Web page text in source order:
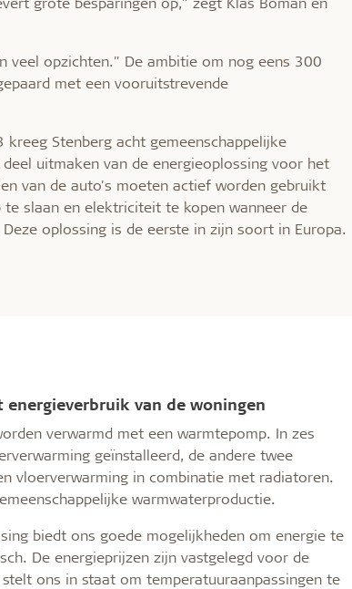
veel opzichten." De ambitie om nog eens 300
met een vooruitstrevende
kreeg Stenberg acht gemeenschappelijke
uitmaken van de energieoplossing voor het
van de auto's moeten actief worden gebruikt
slaan en elektriciteit te kopen wanneer de
oplossing is de eerste in zijn soort in Europa.
van de woningen
verwarmd met een warmtepomp. In zes
geïnstalleerd, de andere twee
vloerverwarming in combinatie met radiatoren.
warmwaterproductie.
biedt ons goede mogelijkheden om energie te
De energieprijzen zijn vastgelegd voor de
ons in staat om temperatuuraanpassingen te